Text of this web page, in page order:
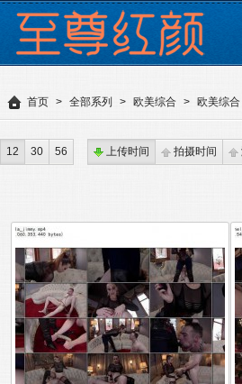
首页 > 全部系列 > 欧美综合 > 欧美综合
12 30 56 上传时间 拍摄时间